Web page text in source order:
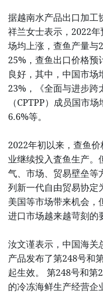
据越南水产品出口加工
祥兰女士表示，2022
场均上涨，查鱼产量与
25%，查鱼出口价格预
良好，其中，中国市
23%，《全面与进步跨
（CPTPP）成员国市
6.6%等。
2022年初以来，查鱼
业继续投入査鱼生产。
气、市场、贸易壁垒等
列新一代自由贸易协定
美国等市场带来机会，
进口市场越来越苛刻的
汝文谨表示，中国海关
产品发布了第248号和
起生效。 第248号和第
的冷冻海鲜生产经营企